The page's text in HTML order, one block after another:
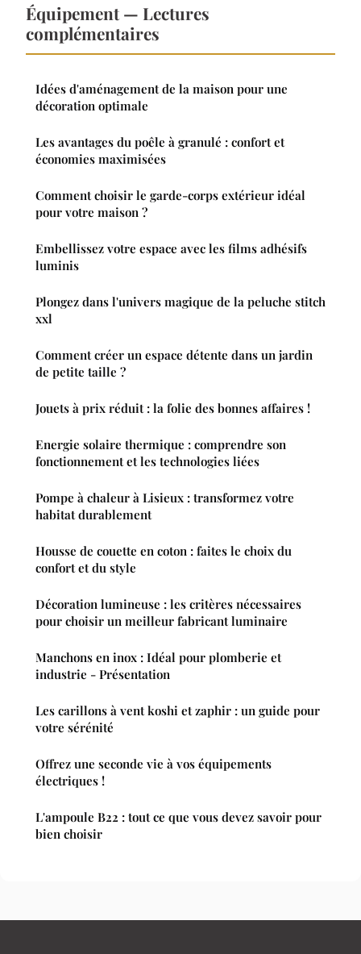
Équipement — Lectures
complémentaires
Idées d'aménagement de la maison pour une
décoration optimale
Les avantages du poêle à granulé : confort et
économies maximisées
Comment choisir le garde-corps extérieur idéal
pour votre maison ?
Embellissez votre espace avec les films adhésifs
luminis
Plongez dans l'univers magique de la peluche stitch
xxl
Comment créer un espace détente dans un jardin
de petite taille ?
Jouets à prix réduit : la folie des bonnes affaires !
Energie solaire thermique : comprendre son
fonctionnement et les technologies liées
Pompe à chaleur à Lisieux : transformez votre
habitat durablement
Housse de couette en coton : faites le choix du
confort et du style
Décoration lumineuse : les critères nécessaires
pour choisir un meilleur fabricant luminaire
Manchons en inox : Idéal pour plomberie et
industrie - Présentation
Les carillons à vent koshi et zaphir : un guide pour
votre sérénité
Offrez une seconde vie à vos équipements
électriques !
L'ampoule B22 : tout ce que vous devez savoir pour
bien choisir